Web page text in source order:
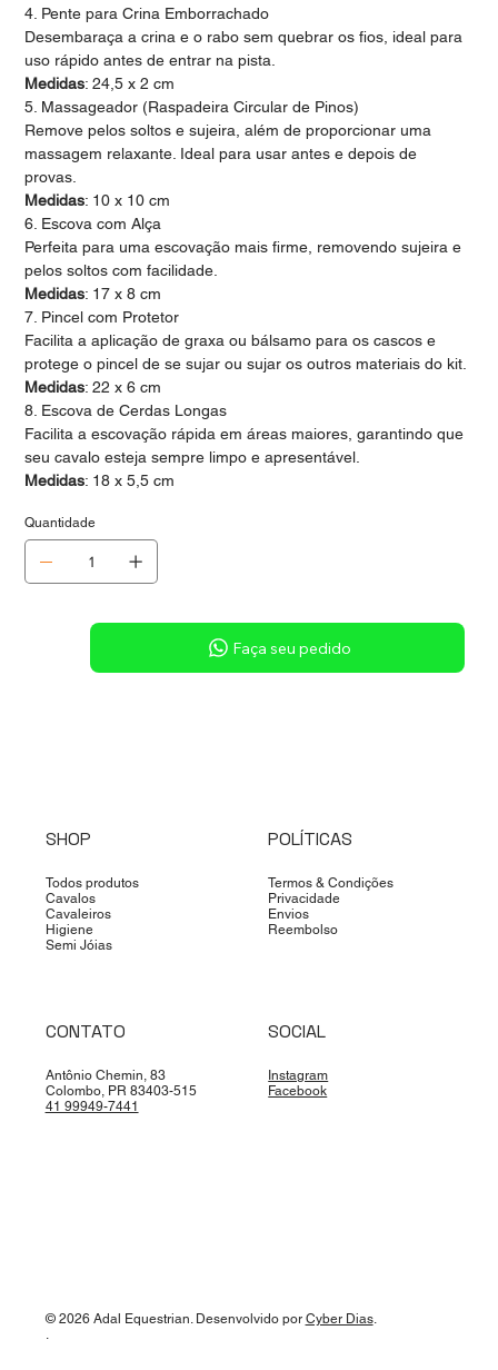
4. Pente para Crina Emborrachado
Desembaraça a crina e o rabo sem quebrar os fios, ideal para
uso rápido antes de entrar na pista.
Medidas: 24,5 x 2 cm
5. Massageador (Raspadeira Circular de Pinos)
Remove pelos soltos e sujeira, além de proporcionar uma
massagem relaxante. Ideal para usar antes e depois de
provas.
Medidas: 10 x 10 cm
6. Escova com Alça
Perfeita para uma escovação mais firme, removendo sujeira e
pelos soltos com facilidade.
Medidas: 17 x 8 cm
7. Pincel com Protetor
Facilita a aplicação de graxa ou bálsamo para os cascos e
protege o pincel de se sujar ou sujar os outros materiais do kit.
Medidas: 22 x 6 cm
8. Escova de Cerdas Longas
Facilita a escovação rápida em áreas maiores, garantindo que
seu cavalo esteja sempre limpo e apresentável.
Medidas: 18 x 5,5 cm
Quantidade
Sob consulta
Faça seu pedido
SHOP
Todos produtos
Cavalos
Cavaleiros
Higiene
Semi Jóias
POLÍTICAS
Termos & Condições
Privacidade
Envios
Reembolso
CONTATO
Antônio Chemin, 83
Colombo, PR 83403-515
41 99949-7441
SOCIAL
Instagram
Facebook
© 2026 Adal Equestrian. Desenvolvido por Cyber Dias.
.